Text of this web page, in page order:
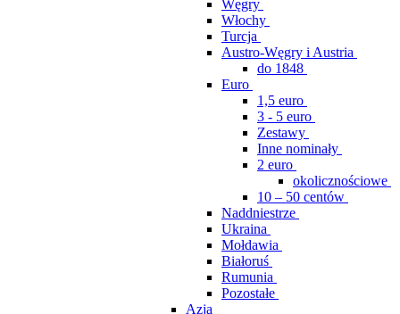
Węgry
Włochy
Turcja
Austro-Węgry i Austria
do 1848
Euro
1,5 euro
3 - 5 euro
Zestawy
Inne nominały
2 euro
okolicznościowe
10 – 50 centów
Naddniestrze
Ukraina
Mołdawia
Białoruś
Rumunia
Pozostałe
Azja